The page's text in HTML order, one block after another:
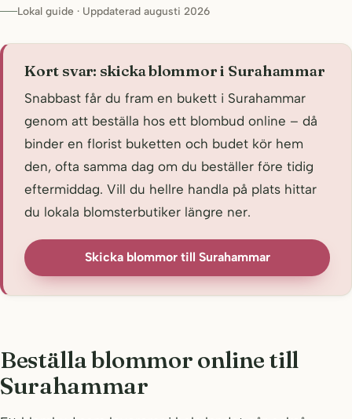
Lokal guide · Uppdaterad augusti 2026
Kort svar: skicka blommor i Surahammar
Snabbast får du fram en bukett i Surahammar
genom att beställa hos ett blombud online – då
binder en florist buketten och budet kör hem
den, ofta samma dag om du beställer före tidig
eftermiddag. Vill du hellre handla på plats hittar
du lokala blomsterbutiker längre ner.
Skicka blommor till Surahammar
Beställa blommor online till
Surahammar